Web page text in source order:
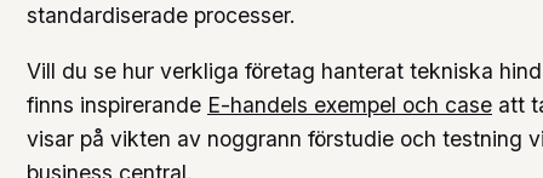
standardiserade processer.
Vill du se hur verkliga företag hanterat tekniska
finns inspirerande E-handels exempel och case att
visar på vikten av noggrann förstudie och testning
business central.